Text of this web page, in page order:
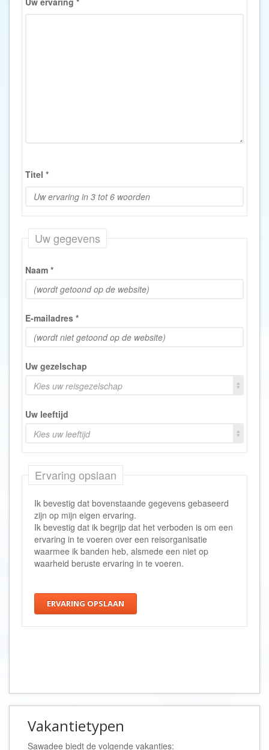
Titel *
Uw gegevens
Naam *
E-mailadres *
Uw gezelschap
Kies uw reisgezelschap
Uw leeftijd
Kies uw leeftijd
Ervaring opslaan
Ik bevestig dat bovenstaande gegevens gebaseerd
zijn op mijn eigen ervaring.
Ik bevestig dat ik begrijp dat het verboden is om een
ervaring in te voeren over een reisorganisatie
waarmee ik banden heb, alsmede een niet op
waarheid beruste ervaring in te voeren.
ERVARING OPSLAAN
Vakantietypen
Sawadee biedt de volgende vakanties: